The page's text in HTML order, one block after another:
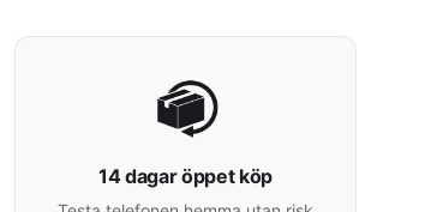
14 dagar öppet köp